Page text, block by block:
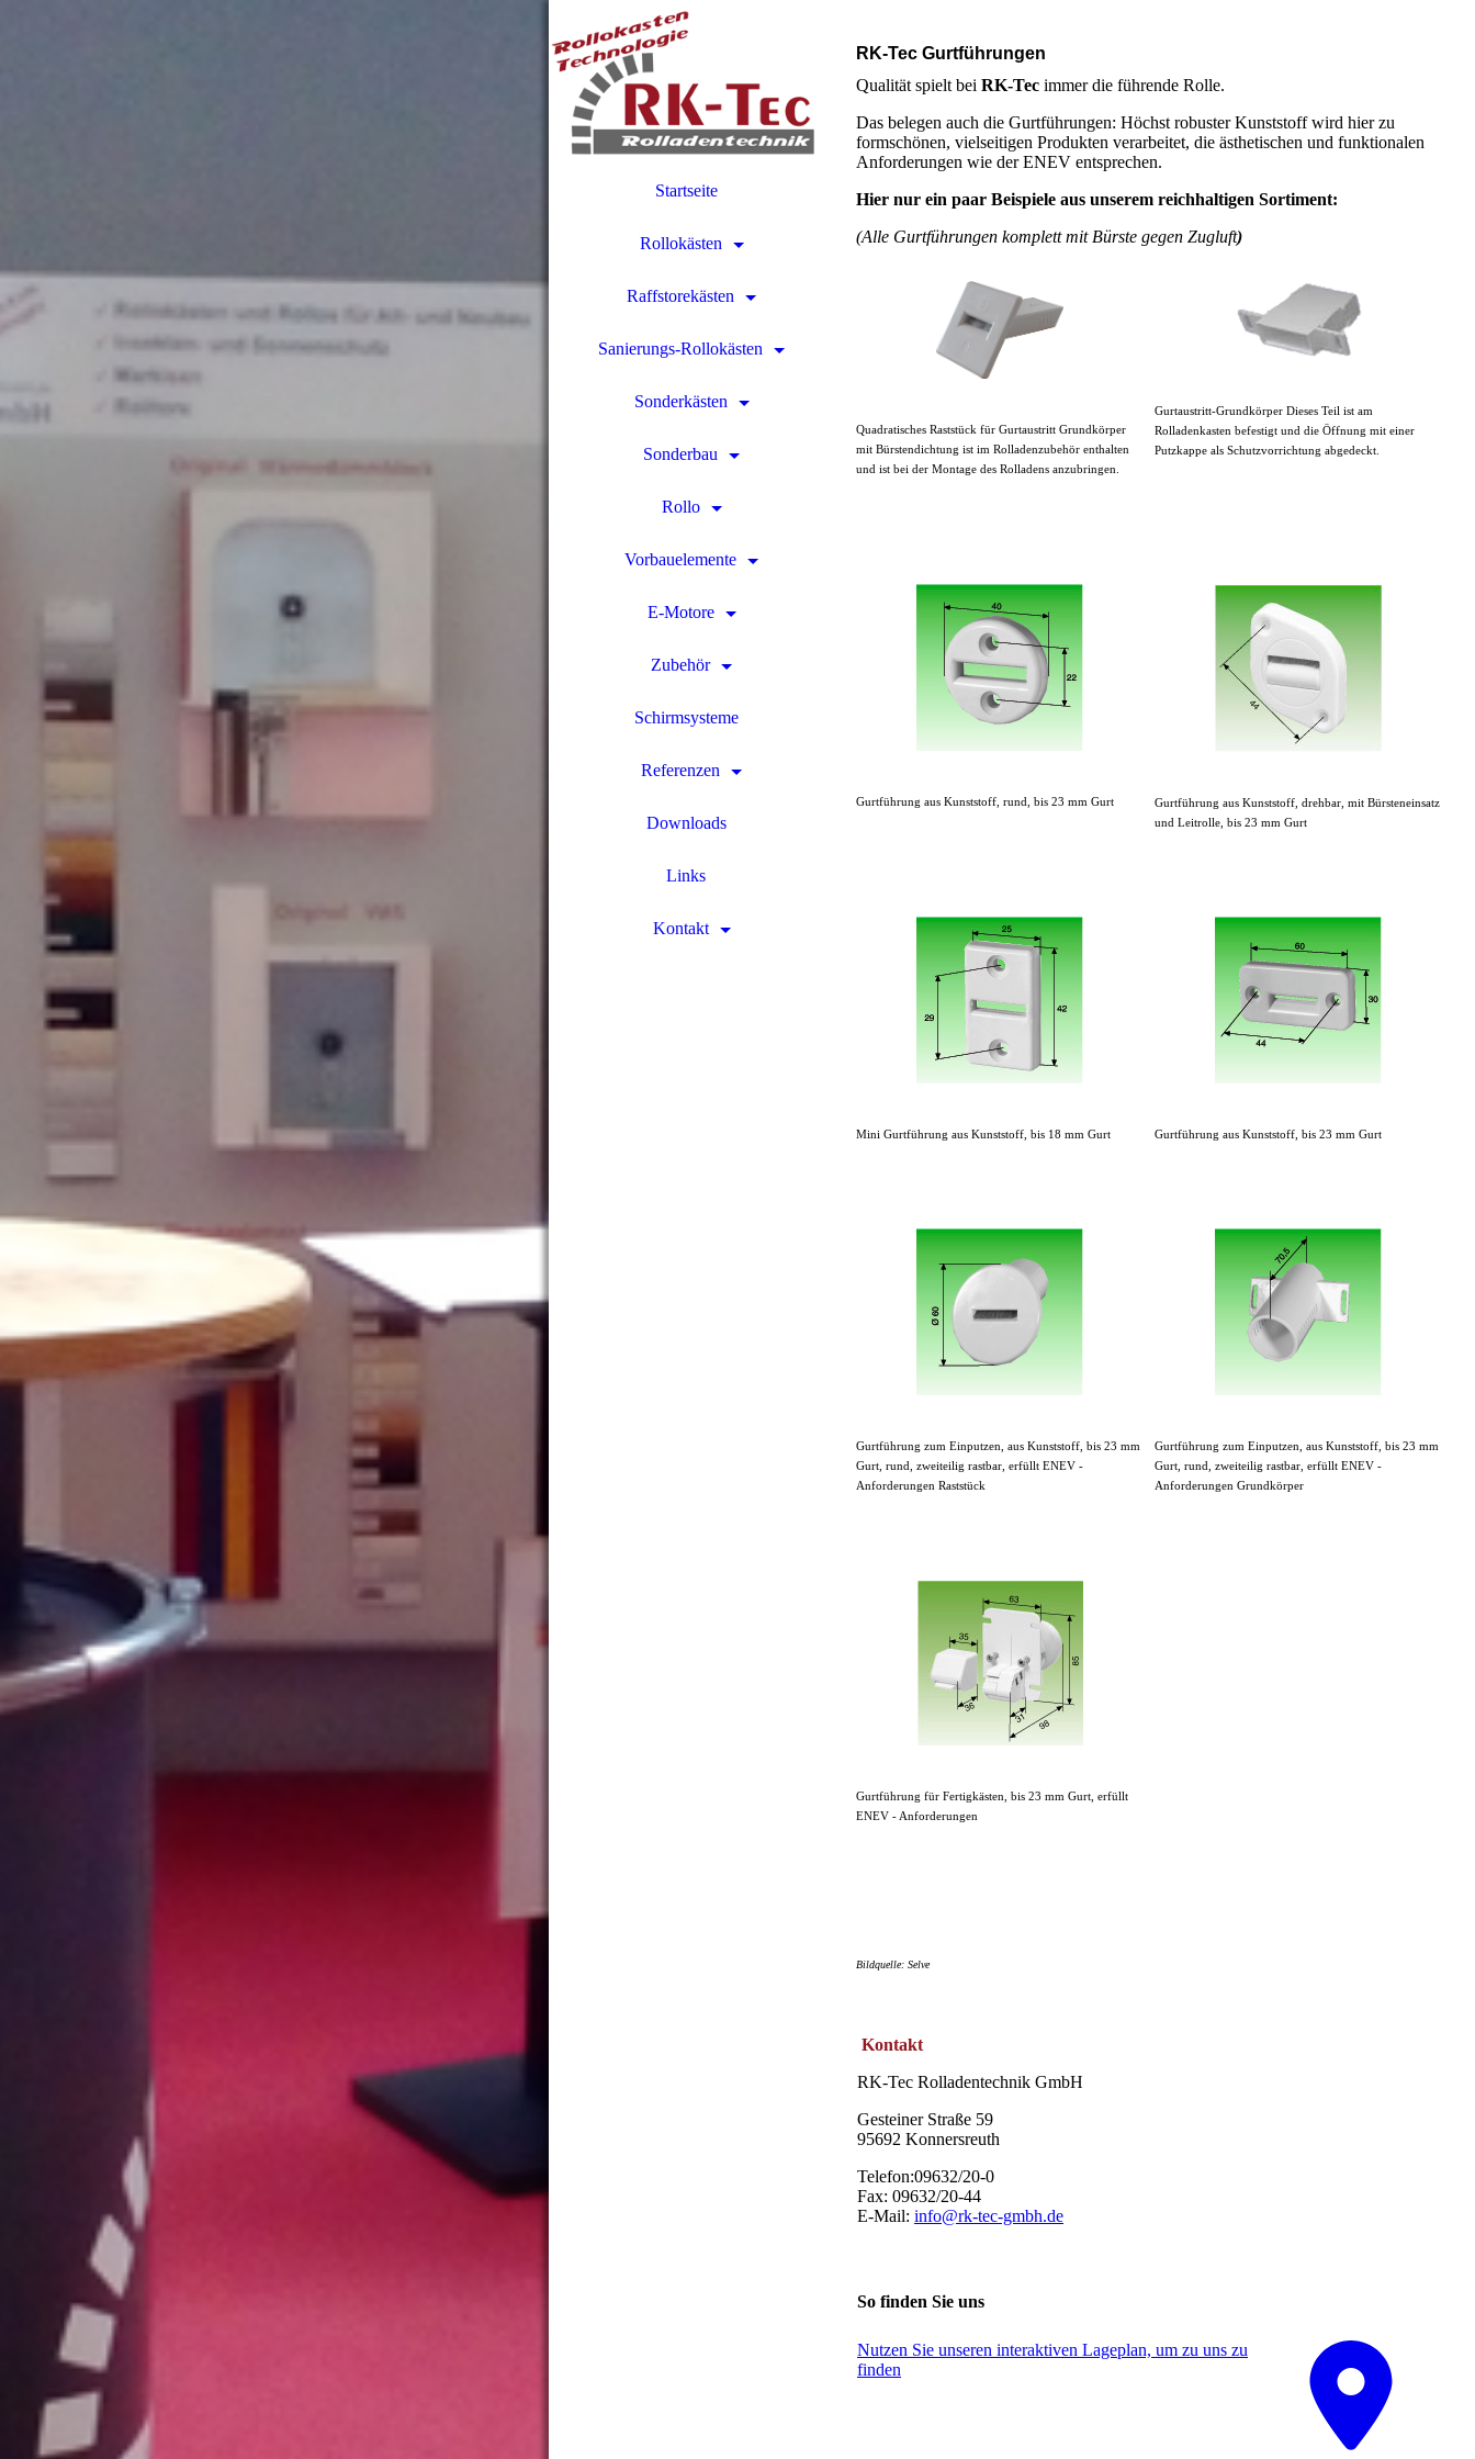
Startseite
Rollokästen
Raffstorekästen
Sanierungs-Rollokästen
Sonderkästen
Sonderbau
Rollo
Vorbauelemente
E-Motore
Zubehör
Schirmsysteme
Referenzen
Downloads
Links
Kontakt
RK-Tec Gurtführungen
Qualität spielt bei RK-Tec immer die führende Rolle.
Das belegen auch die Gurtführungen: Höchst robuster Kunststoff wird hier zu
formschönen, vielseitigen Produkten verarbeitet, die ästhetischen und funktionalen
Anforderungen wie der ENEV entsprechen.
Hier nur ein paar Beispiele aus unserem reichhaltigen Sortiment:
(Alle Gurtführungen komplett mit Bürste gegen Zugluft)
Quadratisches Raststück für Gurtaustritt Grundkörper
mit Bürstendichtung ist im Rolladenzubehör enthalten
und ist bei der Montage des Rolladens anzubringen.
Gurtaustritt-Grundkörper Dieses Teil ist am
Rolladenkasten befestigt und die Öffnung mit einer
Putzkappe als Schutzvorrichtung abgedeckt.
Gurtführung aus Kunststoff, rund, bis 23 mm Gurt
Gurtführung aus Kunststoff, drehbar, mit Bürsteneinsatz
und Leitrolle, bis 23 mm Gurt
Mini Gurtführung aus Kunststoff, bis 18 mm Gurt Gurtführung aus Kunststoff, bis 23 mm Gurt
Gurtführung zum Einputzen, aus Kunststoff, bis 23 mm
Gurt, rund, zweiteilig rastbar, erfüllt ENEV -
Anforderungen Raststück
Gurtführung zum Einputzen, aus Kunststoff, bis 23 mm
Gurt, rund, zweiteilig rastbar, erfüllt ENEV -
Anforderungen Grundkörper
Gurtführung für Fertigkästen, bis 23 mm Gurt, erfüllt
ENEV - Anforderungen
Bildquelle: Selve
Kontakt
RK-Tec Rolladentechnik GmbH
Gesteiner Straße 59
95692 Konnersreuth
Telefon:09632/20-0
Fax: 09632/20-44
E-Mail: info@rk-tec-gmbh.de
So finden Sie uns
Nutzen Sie unseren interaktiven La­ge­plan, um zu uns zu
finden